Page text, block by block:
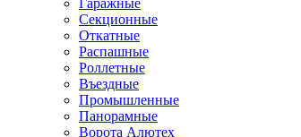
Гаражные
Секционные
Откатные
Распашные
Роллетные
Въездные
Промышленные
Панорамные
Ворота Алютех